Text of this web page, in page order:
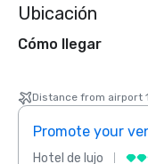
Ubicación
Cómo llegar
Distance from airport
Promote your
Hotel de lujo